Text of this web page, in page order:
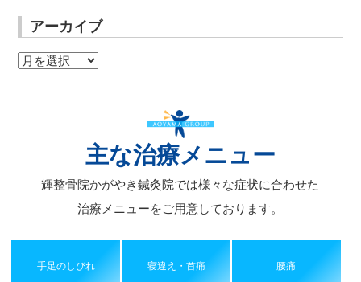
アーカイブ
ア
主な治療メニュー
輝整骨院かがやき鍼灸院では様々な症状に合わせた
治療メニューをご用意しております。
手足のしびれ 寝違え・首痛 腰痛